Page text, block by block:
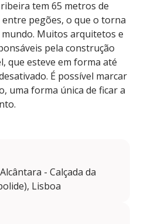
tem 65 metros de
pegões, o que o torna
Muitos arquitetos e
pela construção
que esteve em forma até
É possível marcar
uma forma única de ficar a
- Calçada da
Lisboa